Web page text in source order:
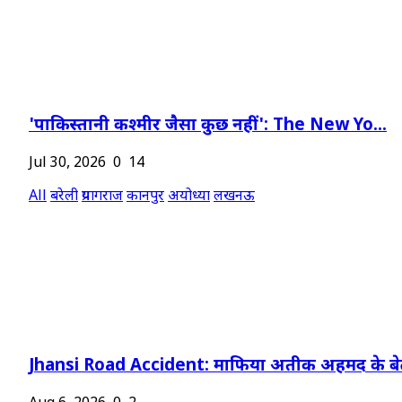
'पाकिस्तानी कश्मीर जैसा कुछ नहीं': The New Yo...
Jul 30, 2026 0 14
Allबरेलीप्रयागराजकानपुरअयोध्यालखनऊ
Jhansi Road Accident: माफिया अतीक अहमद के